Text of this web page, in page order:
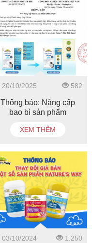
20/10/2025 582
Thông báo: Nâng cấp
bao bì sản phẩm
Smart DHA Drops
XEM THÊM
03/10/2024 1.250